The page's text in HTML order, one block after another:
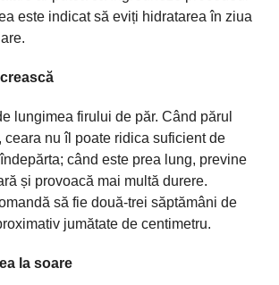
este indicat să eviți hidratarea în ziua
lungimea firului de păr. Când părul
ceara nu îl poate ridica suficient de
când este prea lung, previne
și provoacă mai multă durere.
să fie două-trei săptămâni de
jumătate de centimetru.
la soare